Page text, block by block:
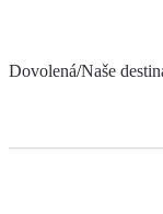
Dovolená/Naše